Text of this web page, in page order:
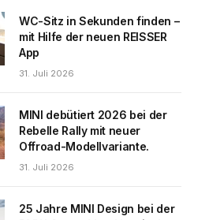
WC-Sitz in Sekunden finden –
mit Hilfe der neuen REISSER
App
31. Juli 2026
MINI debütiert 2026 bei der
Rebelle Rally mit neuer
Offroad-Modellvariante.
31. Juli 2026
25 Jahre MINI Design bei der